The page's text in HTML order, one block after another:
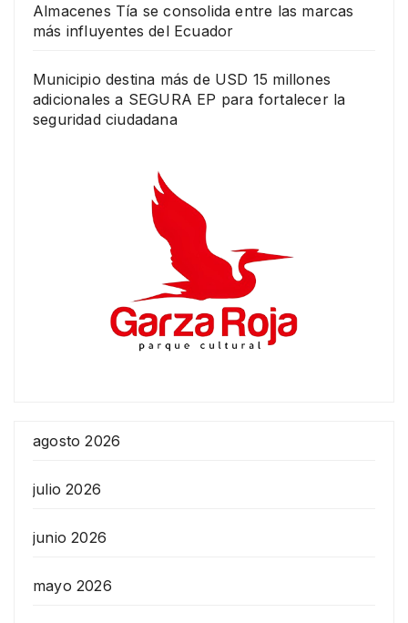
Almacenes Tía se consolida entre las marcas
más influyentes del Ecuador
Municipio destina más de USD 15 millones
adicionales a SEGURA EP para fortalecer la
seguridad ciudadana
agosto 2026
julio 2026
junio 2026
mayo 2026